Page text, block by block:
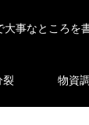
事なところを
裂 物資